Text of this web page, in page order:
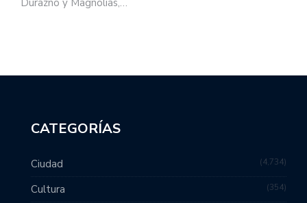
CATEGORÍAS
Ciudad 4,734
Cultura 354